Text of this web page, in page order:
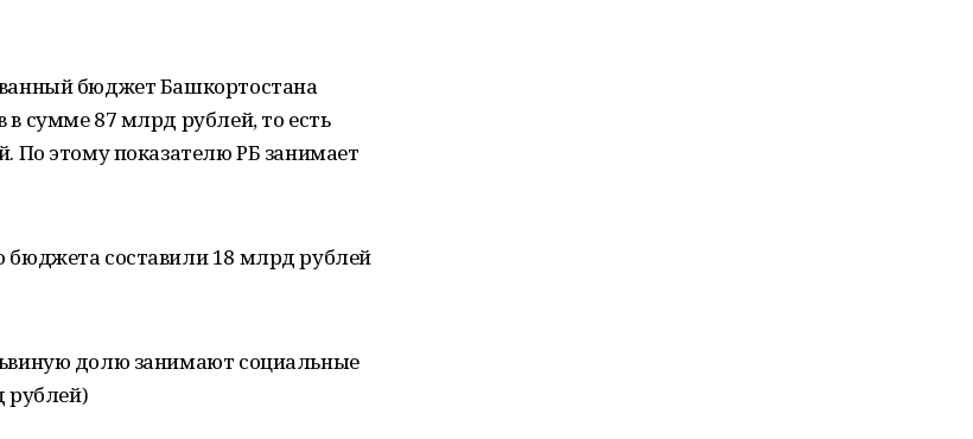
бюджет Башкортостана
сумме 87 млрд рублей, то есть
По этому показателю РБ занимает
бюджета составили 18 млрд рублей
долю занимают социальные
рублей)